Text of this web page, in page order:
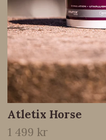
Atletix Horse
1 499 kr